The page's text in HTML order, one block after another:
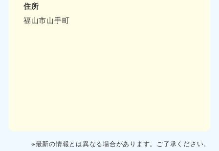
住所
福山市山手町
※最新の情報とは異なる場合があります。ご了承ください。